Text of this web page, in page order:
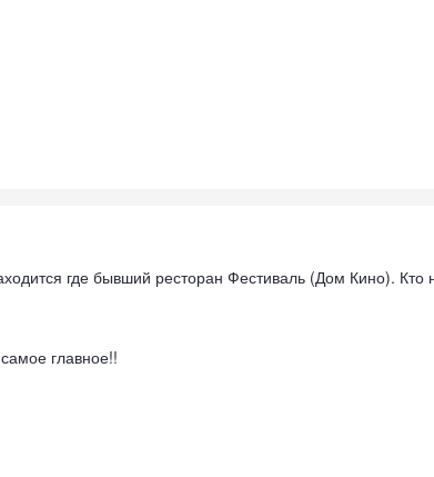
где бывший ресторан Фестиваль (Дом Кино). Кто
главное!!